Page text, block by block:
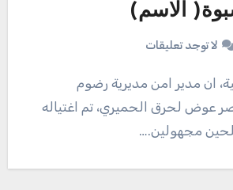
الاسم)
لا توجد تعليقات
عوض لحرق الحميري، تم اغتياله
مجهولين.…